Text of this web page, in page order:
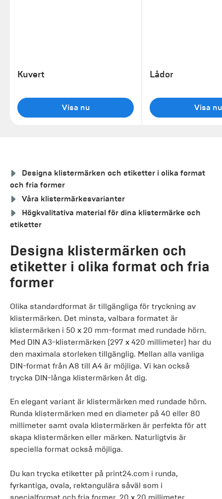
Kuvert
Visa nu
Lådor
Visa nu
Designa klistermärken och etiketter i olika format
och fria former
Våra klistermärkesvarianter
Högkvalitativa material för dina klistermärke och
etiketter
Designa klistermärken och
etiketter i olika format och fria
former
Olika standardformat är tillgängliga för tryckning av
klistermärken. Det minsta, valbara formatet är
klistermärken i 50 x 20 mm-format med rundade hörn.
Med DIN A3-klistermärken (297 x 420 millimeter) har du
den maximala storleken tillgänglig. Mellan alla vanliga
DIN-format från A8 till A4 är möjliga. Vi kan också
trycka DIN-långa klistermärken åt dig.
En elegant variant är klistermärken med rundade hörn.
Runda klistermärken med en diameter på 40 eller 80
millimeter samt ovala klistermärken är perfekta för att
skapa klistermärken eller märken. Naturligtvis är
speciella format också möjliga.
Du kan trycka etiketter på print24.com i runda,
fyrkantiga, ovala, rektangulära såväl som i
specialformat och fria former. 20 x 20 millimeter